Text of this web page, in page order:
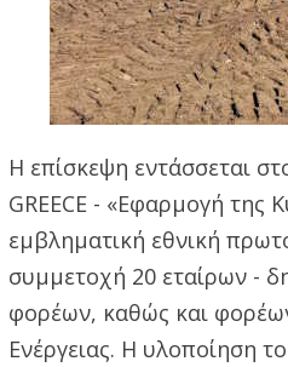
Η επίσκεψη εντάσσεται
GREECE - «Εφαρμογή της
εμβληματική εθνική
συμμετοχή 20 εταίρων -
φορέων, καθώς και
Ενέργειας. Η υλοποίηση